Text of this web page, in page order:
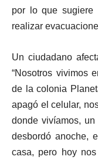
por lo que
realizar
Un ciudadano
“Nosotros vivimos
de la colonia
apagó el celular,
donde vivíamos,
desbordó anoche,
casa, pero hoy